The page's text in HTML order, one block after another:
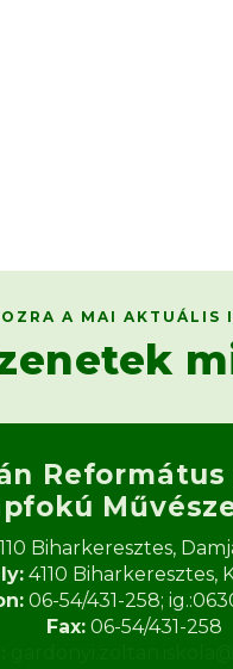
A MAI AKTUÁLIS
Református
Biharkeresztes,
4110 Biharkeresztes,
06-54/431-258;
Fax: 06-54/431-258